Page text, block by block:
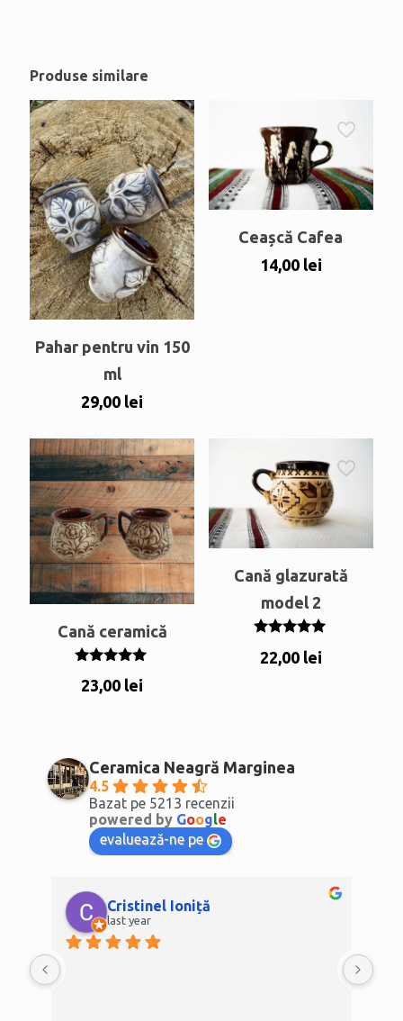
Produse similare
Pahar pentru vin 150
ml
29,00 lei
Ceașcă Cafea
14,00 lei
Cană ceramică
5.00
23,00 lei
Cană glazurată
model 2
5.00
22,00 lei
Ceramica Neagră Marginea
4.5
Bazat pe 5213 recenzii
powered by Google
evaluează-ne pe
Cristinel Ioniță
last year